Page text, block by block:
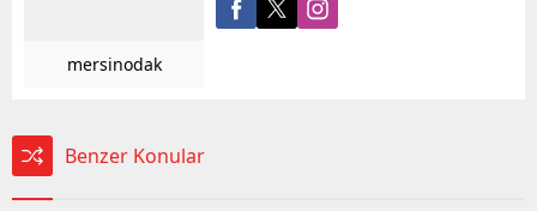
mersinodak
Benzer Konular